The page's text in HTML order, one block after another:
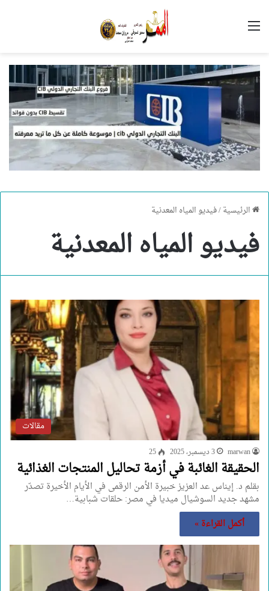
القائمة
الرئيسية/فيديو المياه المعدنية
فيديو المياه المعدنية
مقالات
marwan 3 ديسمبر، 2025 25
الحقيقة الغائبة في أزمة تحاليل المنتجات الغذائية
بقلم د. إيناس عد العزيز خبيرة الأمن الرقمى في الأيام الأخيرة تصدّر
مشهد جديد السوشيال ميديا في مصر: حلقات شبابية…
أكمل القراءة »